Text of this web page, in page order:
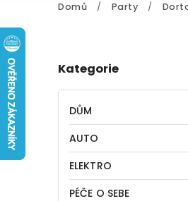
Domů / Party /
Kategorie
DŮM
AUTO
ELEKTRO
PÉČE O SEBE